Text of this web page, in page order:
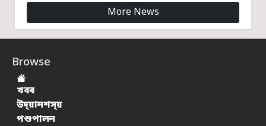
More News
Browse
খবৰ
উদ্য়ানশস্য়
পশুপালন